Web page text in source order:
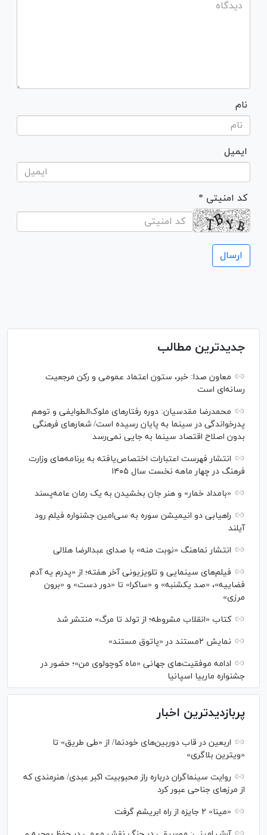
نام
ایمیل
* کد امنیتی
جدیدترین مطالب
معاون صدا: خبر، ستون اعتماد عمومی و رکن مرجعیت
رسانه‌ای است
محمدرضا مقدسیان: دوره رفتارهای ملوک‌الطوایفی و توهم
پدرخواندگی در سینما به پایان رسیده است/ شعارهای فرهنگی
بدون اصلاح اقتصاد سینما به جایی نمی‌رسد
انتشار فهرست اعتبارات اختصاص‌یافته به برنامه‌های وزارت
فرهنگ در چهار ماهه نخست سال ۱۴۰۵
«بامداد خمار» و هنر جان بخشیدن به یک رمان عامه‌پسند
راهیابی دو انیمیشن سوره به سی‌امین جشنواره فیلم رود
آیلند
انتشار نماهنگ «نوبت منه» با صدای عبدالرضا هلالی
فیلم‌های سینمایی و تلویزیونی آخر هفته؛ از «پدرم یه آدم
فضاییه»، «صد یکشنبه» و «ساکرا» تا «دور دست» و «برون
مرزی»
کتاب «انقلاب مشروطه؛ از تولد تا مرگ» منتشر شد
نمایش ۲مستند در «پاتوق مستند»
ادامه موفقیت‌های جهانی «ماه کوچولوی من»؛ حضور در
جشنواره ماربیا اسپانیا
پربازدیدترین اخبار
اربعین در قاب دوربین‌های خودنما/ از «طی طریق» تا
«ویترین بلاگری»
روایت سینماگران درباره راز محبوبیت اکبر عبدی/ هنرمندی که
از مرزهای جناحی عبور کرد
«مینا» ۲ جایزه از راه ابریشم گرفت